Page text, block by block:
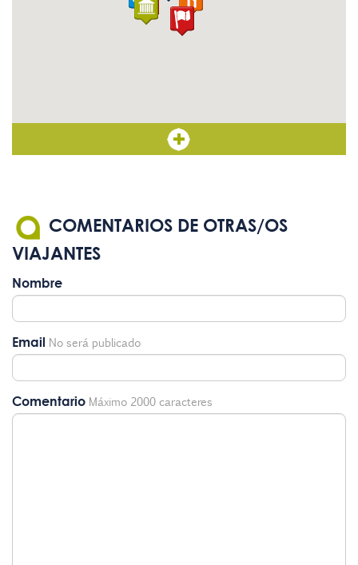
COMENTARIOS DE OTRAS/OS
VIAJANTES
Nombre
Email No será publicado
Comentario Máximo 2000 caracteres